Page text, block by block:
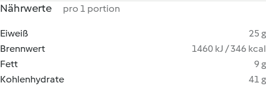
Nährwerte pro 1 portion
Eiweiß
25 g
Brennwert
1460 kJ / 346 kcal
Fett
9 g
Kohlenhydrate
41 g